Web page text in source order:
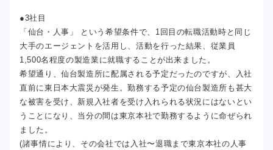
●3社目
「仙台・人事」 という希望条件で、1回目の転職活動時と同じ
大手のエージェントを活用し、活動を行った結果、従業員
1,500名程度の製造業に就職することが出来ました。
希望通り、仙台製造所に配属される予定だったのですが、入社
直前に東日本大震災が発生。勤務する予定の仙台製造所も甚大
な被害を受け、新規入社者を受け入れられる状況にはないとい
うことになり、当分の間は東京本社で勤務するように命ぜられ
ました。
(諸事情により、その会社では入社〜退職まで東京本社の人事